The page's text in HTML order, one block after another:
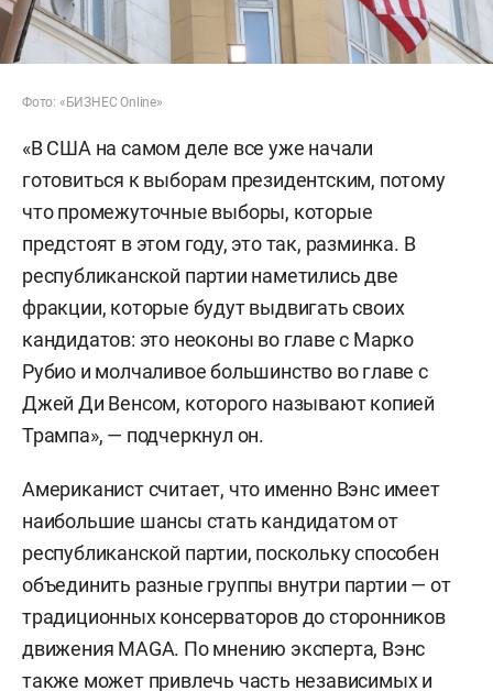
Фото: «БИЗНЕС Online»
«В США на самом деле все уже начали
готовиться к выборам президентским, потому
что промежуточные выборы, которые
предстоят в этом году, это так, разминка. В
республиканской партии наметились две
фракции, которые будут выдвигать своих
кандидатов: это неоконы во главе с Марко
Рубио и молчаливое большинство во главе с
Джей Ди Венсом, которого называют копией
Трампа», — подчеркнул он.
Американист считает, что именно Вэнс имеет
наибольшие шансы стать кандидатом от
республиканской партии, поскольку способен
объединить разные группы внутри партии — от
традиционных консерваторов до сторонников
движения MAGA. По мнению эксперта, Вэнс
также может привлечь часть независимых и